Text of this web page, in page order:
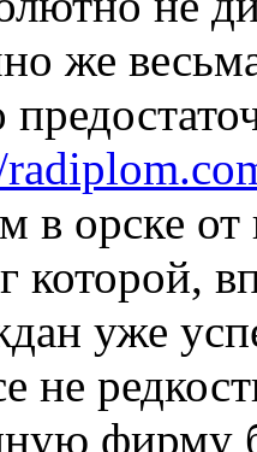
же
в орске
которой,
уже
не
фирму